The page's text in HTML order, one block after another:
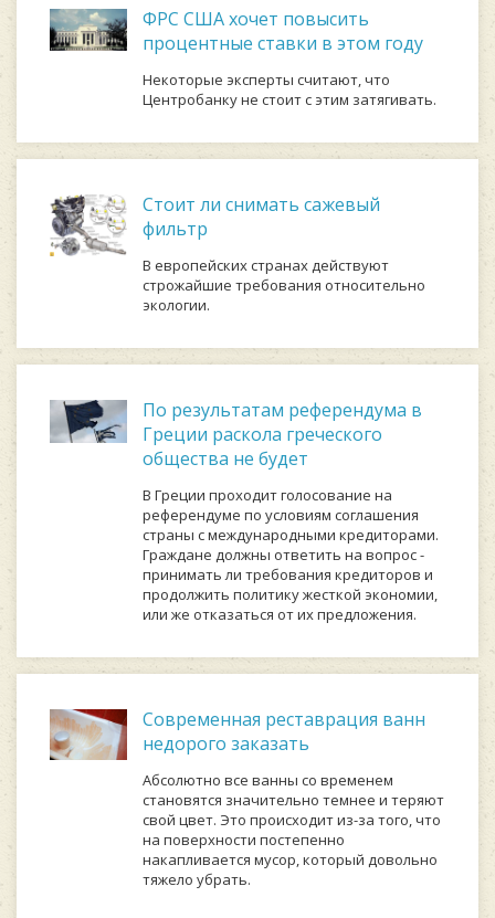
ФРС США хочет повысить
процентные ставки в этом году
Некоторые эксперты считают, что
Центробанку не стоит с этим затягивать.
Стоит ли снимать сажевый
фильтр
В европейских странах действуют
строжайшие требования относительно
экологии.
По результатам референдума в
Греции раскола греческого
общества не будет
В Греции проходит голосование на
референдуме по условиям соглашения
страны с международными кредиторами.
Граждане должны ответить на вопрос -
принимать ли требования кредиторов и
продолжить политику жесткой экономии,
или же отказаться от их предложения.
Современная реставрация ванн
недорого заказать
Абсолютно все ванны со временем
становятся значительно темнее и теряют
свой цвет. Это происходит из-за того, что
на поверхности постепенно
накапливается мусор, который довольно
тяжело убрать.